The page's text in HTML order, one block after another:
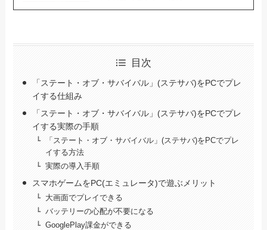
目次
「ステート・オブ・サバイバル」(ステサバ)をPCでプレ
イする仕組み
「ステート・オブ・サバイバル」(ステサバ)をPCでプレ
イする実際の手順
「ステート・オブ・サバイバル」(ステサバ)をPCでプレ
イする方法
実際の導入手順
スマホゲームをPC(エミュレータ)で遊ぶメリット
大画面でプレイできる
バッテリーの心配が不要になる
GooglePlay課金ができる